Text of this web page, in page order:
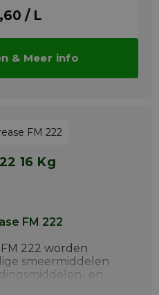
gebruik, inclusief
lichte toepassingen
/ L
& Meer info
16 Kg
FM 222
FM 222 worden
smeermiddelen
en
producten met